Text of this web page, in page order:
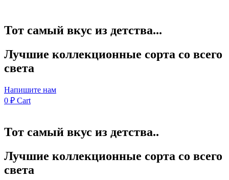
Тот самый вкус из детства...
Лучшие коллекционные сорта со всего
света
Напишите нам
0 ₽ Cart
Тот самый вкус из детства..
Лучшие коллекционные сорта со всего
света